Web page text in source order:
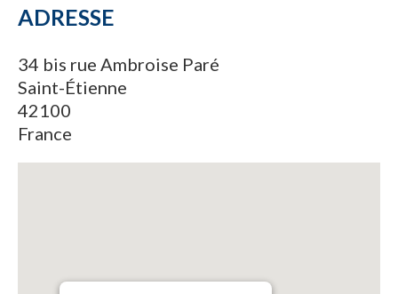
ADRESSE
34 bis rue Ambroise Paré
Saint-Étienne
42100
France